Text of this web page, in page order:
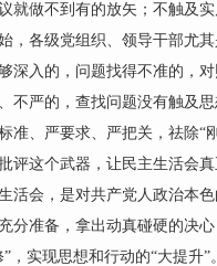
就做不到有的放矢；不触及
各级党组织、领导干部尤其
深入的，问题找得不准的，
不严的，查找问题没有触及
准、严要求、严把关，祛除“
评这个武器，让民主生活会
会，是对共产党人政治本色
分准备，拿出动真碰硬的决
，实现思想和行动的“大提升”。